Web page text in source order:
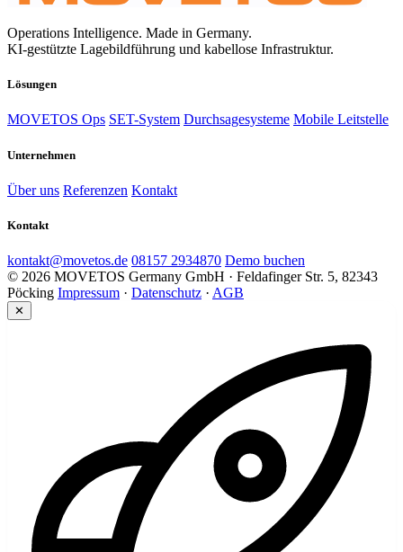
Operations Intelligence. Made in Germany.
KI-gestützte Lagebildführung und kabellose Infrastruktur.
Lösungen
MOVETOS Ops SET-System Durchsagesysteme Mobile Leitstelle
Unternehmen
Über uns Referenzen Kontakt
Kontakt
kontakt@movetos.de 08157 2934870 Demo buchen
© 2026 MOVETOS Germany GmbH · Feldafinger Str. 5, 82343
Pöcking Impressum · Datenschutz · AGB
✕